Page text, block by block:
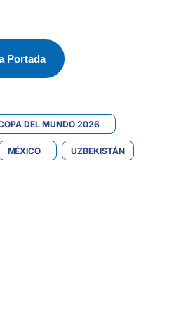
Portada
DEL MUNDO 2026
MÉXICO UZBEKISTÁN